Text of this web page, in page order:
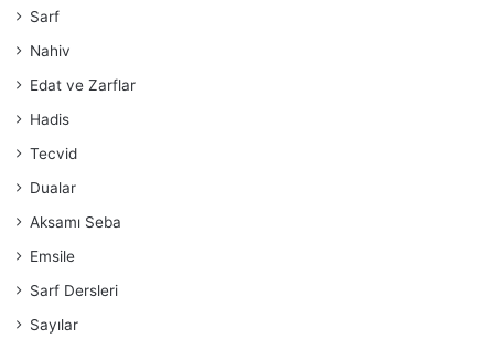
Sarf
Nahiv
Edat ve Zarflar
Hadis
Tecvid
Dualar
Aksamı Seba
Emsile
Sarf Dersleri
Sayılar